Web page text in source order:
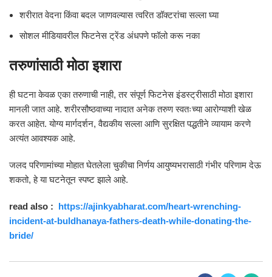
शरीरात वेदना किंवा बदल जाणवल्यास त्वरित डॉक्टरांचा सल्ला घ्या
सोशल मीडियावरील फिटनेस ट्रेंड अंधपणे फॉलो करू नका
तरुणांसाठी मोठा इशारा
ही घटना केवळ एका तरुणाची नाही, तर संपूर्ण फिटनेस इंडस्ट्रीसाठी मोठा इशारा
मानली जात आहे. शरीरसौष्ठवाच्या नादात अनेक तरुण स्वतःच्या आरोग्याशी खेळ
करत आहेत. योग्य मार्गदर्शन, वैद्यकीय सल्ला आणि सुरक्षित पद्धतीने व्यायाम करणे
अत्यंत आवश्यक आहे.
जलद परिणामांच्या मोहात घेतलेला चुकीचा निर्णय आयुष्यभरासाठी गंभीर परिणाम देऊ
शकतो, हे या घटनेतून स्पष्ट झाले आहे.
read also : https://ajinkyabharat.com/heart-wrenching-
incident-at-buldhanaya-fathers-death-while-donating-the-
bride/